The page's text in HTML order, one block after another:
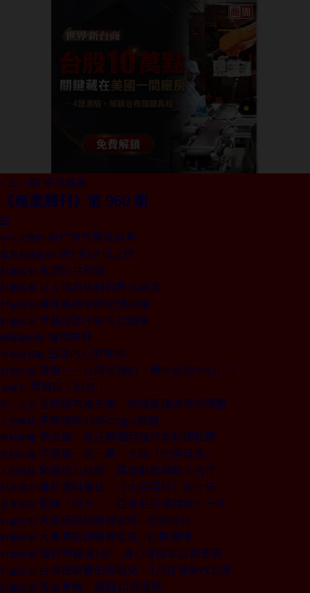
上一期 零息風暴
《商業周刊》第 960 期
小吃大學問 新竹市竹蓮街麻老
董事長嬉遊記 瑞士的水仙之旅
封面故事 永康街共和國
封面故事 以人情為佐料的角落美食
封面故事 藏在舊貨中的記憶拼圖
封面故事 青苔屋瓦中的文化風景
總編輯的話 讓樹成林
商場自慢塾 追隨內心的呼喚
石頭評論 香港——台灣另類的「境外金融中心」？
去梯言 眾將官，稍息！
馬丁沃夫 全球經常帳失衡 高儲蓄國應帶頭調整
人物專訪 李開復的4個Google震撼
焦點新聞 張忠謀：我花兩個月讓菲奧莉娜點頭
焦點新聞 李焜耀一買一賣 大玩「化學反應」
人物特寫 緊握核心技術 其他都能與敵人合作
科技風雲 維基資料量比 《大英百科》多七倍
產業風雲 堅持「說不」 亞曼尼引領時尚三十年
封面故事 大象男孩與機器女孩--初見祥祥
封面故事 大象男孩與機器女孩--初見珊珊
封面故事 福利預算增1倍 身心障礙家庭卻更窮
封面故事 台灣被棄養的障礙兒 1/3在荷蘭找到家
封面故事 黃金早療 贏回30倍健康